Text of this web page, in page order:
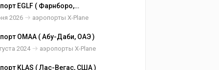
EGLF ( Фарнборо,
)
2026 аэропорты X-Plane
OMAA ( Абу-Даби, ОАЭ )
2024 аэропорты X-Plane
KLAS ( Лас-Вегас, США )